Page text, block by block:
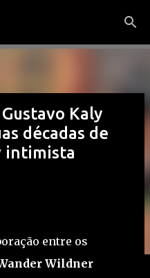
principal
Kaly
décadas de
intimista
entre os
Wildner